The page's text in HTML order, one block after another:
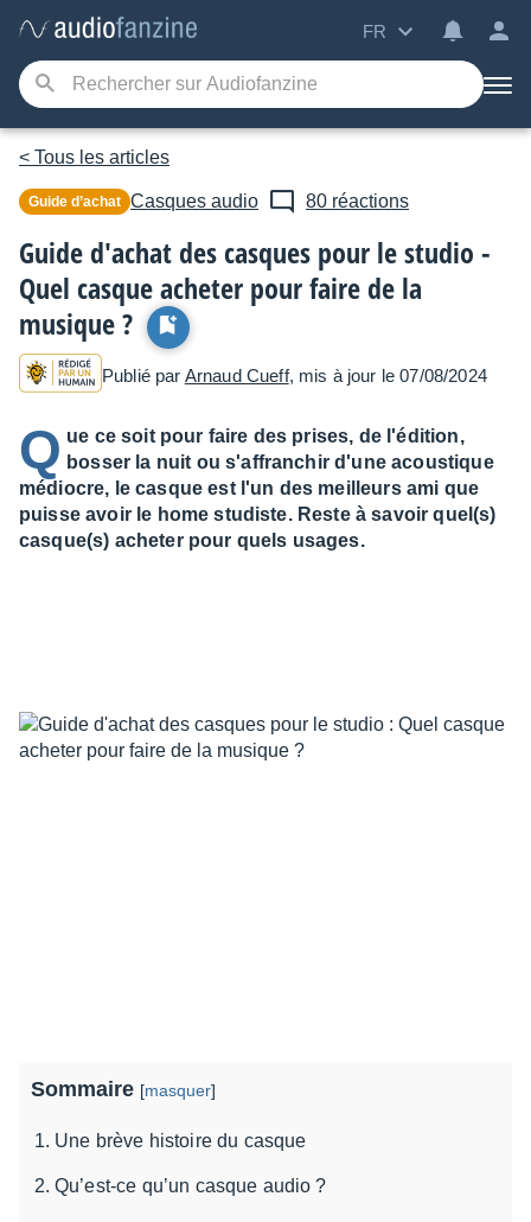
FR
< Tous les articles
Guide d’achat Casques audio 80 réactions
Guide d'achat des casques pour le studio -
Quel casque acheter pour faire de la
musique ?
Publié par Arnaud Cueff, mis à jour le 07/08/2024
Q ue ce soit pour faire des prises, de l'édition,
bosser la nuit ou s'affranchir d'une acoustique
médiocre, le casque est l'un des meilleurs ami que
puisse avoir le home studiste. Reste à savoir quel(s)
casque(s) acheter pour quels usages.
Sommaire [masquer]
Une brève histoire du casque
Qu’est-ce qu’un casque audio ?